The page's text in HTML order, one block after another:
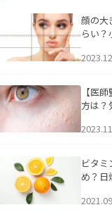
顔の大
らい
【医
方は？
アにつ
ビタミ
め？日